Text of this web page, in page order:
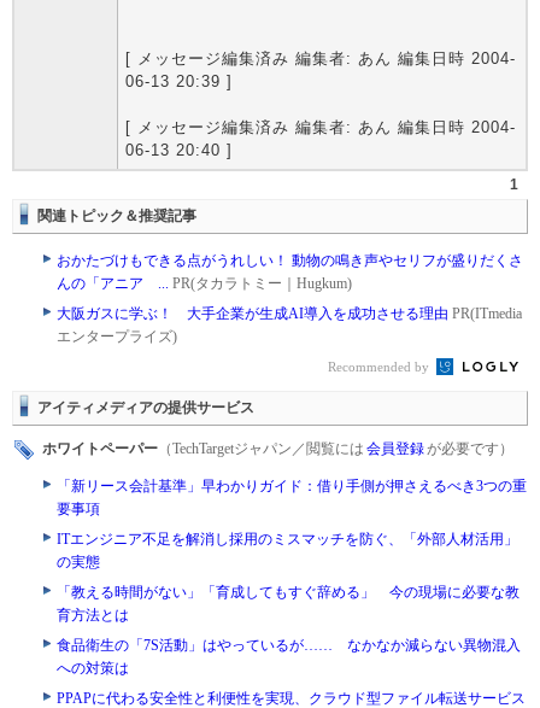
[ メッセージ編集済み 編集者: あん 編集日時 2004-
06-13 20:39 ]
[ メッセージ編集済み 編集者: あん 編集日時 2004-
06-13 20:40 ]
1
関連トピック＆推奨記事
おかたづけもできる点がうれしい！ 動物の鳴き声やセリフが盛りだくさ
んの「アニア ... PR(タカラトミー｜Hugkum)
大阪ガスに学ぶ！ 大手企業が生成AI導入を成功させる理由 PR(ITmedia
エンタープライズ)
Recommended by
アイティメディアの提供サービス
ホワイトペーパー （TechTargetジャパン／閲覧には 会員登録が必要です）
「新リース会計基準」早わかりガイド：借り手側が押さえるべき3つの重
要事項
ITエンジニア不足を解消し採用のミスマッチを防ぐ、「外部人材活用」
の実態
「教える時間がない」「育成してもすぐ辞める」 今の現場に必要な教
育方法とは
食品衛生の「7S活動」はやっているが…… なかなか減らない異物混入
への対策は
PPAPに代わる安全性と利便性を実現、クラウド型ファイル転送サービス